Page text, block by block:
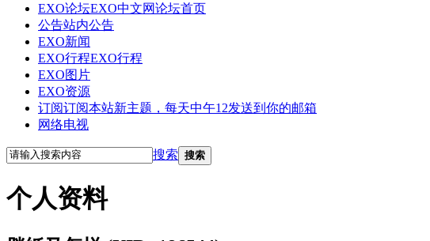
EXO论坛EXO中文网论坛首页
公告站内公告
EXO新闻
EXO行程EXO行程
EXO图片
EXO资源
订阅订阅本站新主题，每天中午12发送到你的邮箱
网络电视
搜索 搜索
个人资料